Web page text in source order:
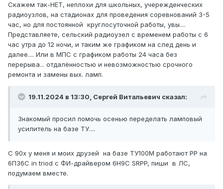
Скажем так-НЕТ, неплохи для школьных, учережденческих
радиоузлов, на стадионах для проведения соревнований 3-5
час, но для постоянной круглосуточной работы, увы....
Представляете, сельский радиоузел с временем работы с 6
час утра до 12 ночи, и таким же графиком на след день и
далее.... Или в МПС с графиком работы 24 часа без
перерыва... отдалённостью и невозможностью срочного
ремонта и замены вых. ламп.
19.11.2024 в 13:30, Сергей Витальевич сказал:
Знакомый просил помочь осенью переделать ламповый
усилитель на базе ТУ....
С 90х у меня и моих друзей на базе ТУ100М работают РР на
6П36С in triod с ФИ-драйвером 6Н9С SRPP, пиши в ЛС,
подумаем вместе.